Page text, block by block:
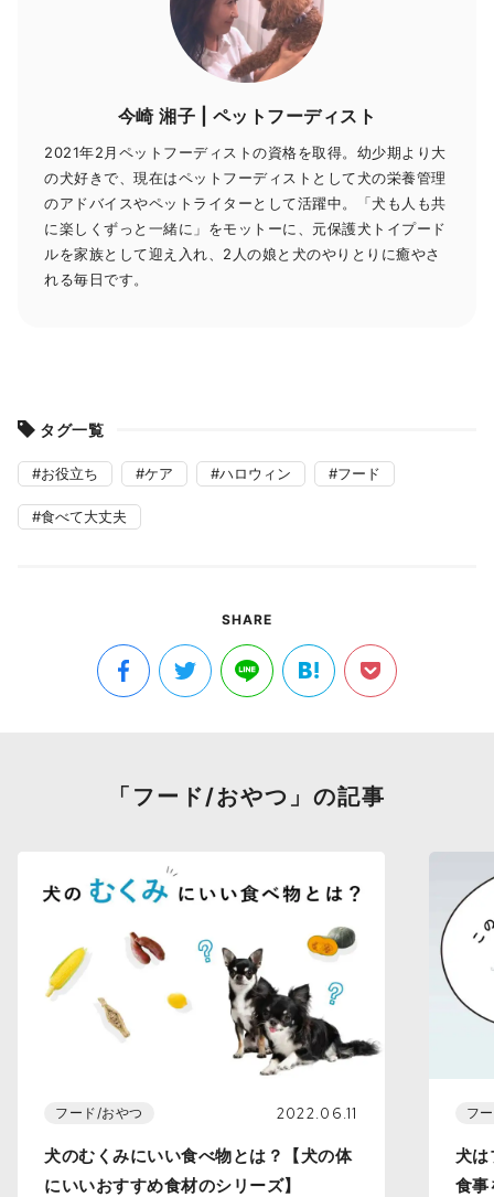
今崎 湘子 | ペットフーディスト
2021年2月ペットフーディストの資格を取得。幼少期より大
の犬好きで、現在はペットフーディストとして犬の栄養管理
のアドバイスやペットライターとして活躍中。「犬も人も共
に楽しくずっと一緒に」をモットーに、元保護犬トイプード
ルを家族として迎え入れ、2人の娘と犬のやりとりに癒やさ
れる毎日です。
タグ一覧
お役立ち ケア ハロウィン フード
食べて大丈夫
SHARE
「フード/おやつ」の記事
フード/おやつ 2022.06.11
犬のむくみにいい食べ物とは？【犬の体
にいいおすすめ食材のシリーズ】
フ
犬は
食事